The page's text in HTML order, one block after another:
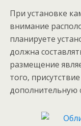
При установке
внимание
планируете
должна
размещение
того,
дополнительную